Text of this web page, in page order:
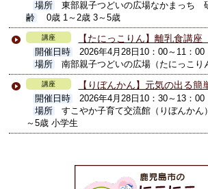
場所
東部親子つどいの広場なかまっち
齢
0歳 1～2歳 3～5歳
講座 【たにっこりん】離乳食講座
開催日時
2026年4月28日10：00～11：
場所
南部親子つどいの広場（たにっこり
講座 【りぼんかん】元気の出る簡
開催日時
2026年4月28日10：30～13：00
場所
すこやか子育て交流館（りぼんかん
～5歳 小学生